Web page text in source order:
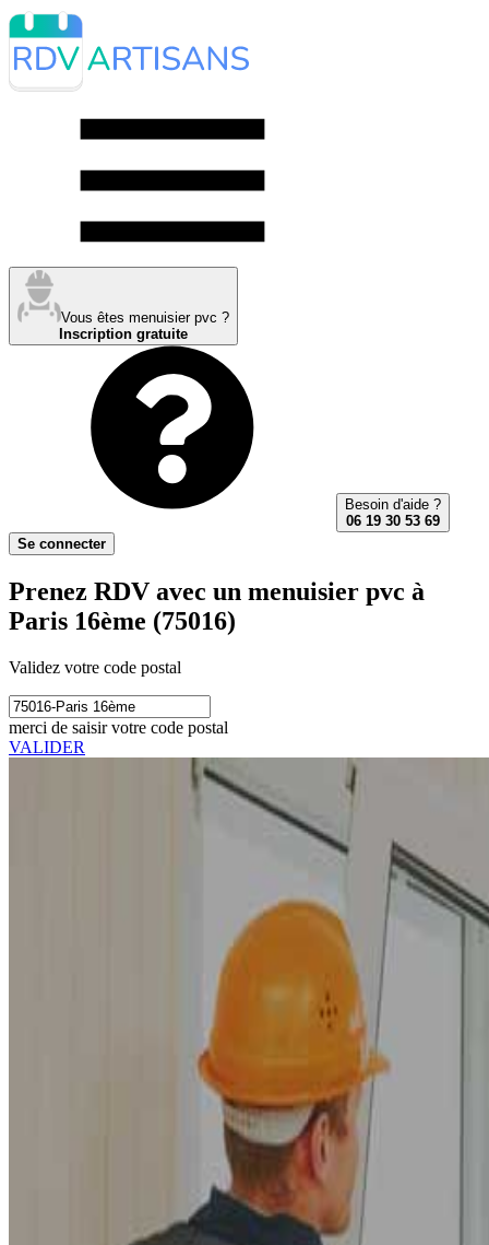
Vous êtes menuisier pvc ?
Inscription gratuite
Besoin d'aide ?
06 19 30 53 69
Se connecter
Prenez RDV avec un menuisier pvc à
Paris 16ème (75016)
Validez votre code postal
merci de saisir votre code postal
VALIDER